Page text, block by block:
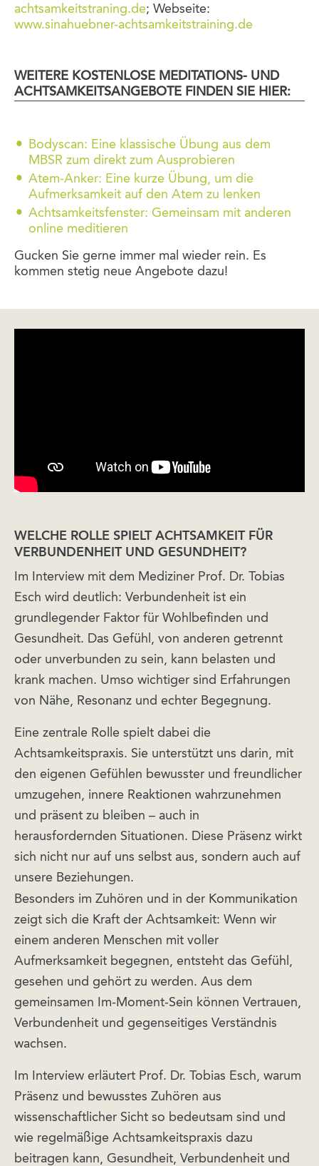
achtsamkeitstraning.de; Webseite:
www.sinahuebner-achtsamkeitstraining.de
WEITERE KOSTENLOSE MEDITATIONS- UND
ACHTSAMKEITSANGEBOTE FINDEN SIE HIER:
Bodyscan: Eine klassische Übung aus dem
MBSR zum direkt zum Ausprobieren
Atem-Anker: Eine kurze Übung, um die
Aufmerksamkeit auf den Atem zu lenken
Achtsamkeitsfenster: Gemeinsam mit anderen
online meditieren
Gucken Sie gerne immer mal wieder rein. Es
kommen stetig neue Angebote dazu!
WELCHE ROLLE SPIELT ACHTSAMKEIT FÜR
VERBUNDENHEIT UND GESUNDHEIT?
Im Interview mit dem Mediziner Prof. Dr. Tobias
Esch wird deutlich: Verbundenheit ist ein
grundlegender Faktor für Wohlbefinden und
Gesundheit. Das Gefühl, von anderen getrennt
oder unverbunden zu sein, kann belasten und
krank machen. Umso wichtiger sind Erfahrungen
von Nähe, Resonanz und echter Begegnung.
Eine zentrale Rolle spielt dabei die
Achtsamkeitspraxis. Sie unterstützt uns darin, mit
den eigenen Gefühlen bewusster und freundlicher
umzugehen, innere Reaktionen wahrzunehmen
und präsent zu bleiben – auch in
herausfordernden Situationen. Diese Präsenz wirkt
sich nicht nur auf uns selbst aus, sondern auch auf
unsere Beziehungen.
Besonders im Zuhören und in der Kommunikation
zeigt sich die Kraft der Achtsamkeit: Wenn wir
einem anderen Menschen mit voller
Aufmerksamkeit begegnen, entsteht das Gefühl,
gesehen und gehört zu werden. Aus dem
gemeinsamen Im-Moment-Sein können Vertrauen,
Verbundenheit und gegenseitiges Verständnis
wachsen.
Im Interview erläutert Prof. Dr. Tobias Esch, warum
Präsenz und bewusstes Zuhören aus
wissenschaftlicher Sicht so bedeutsam sind und
wie regelmäßige Achtsamkeitspraxis dazu
beitragen kann, Gesundheit, Verbundenheit und